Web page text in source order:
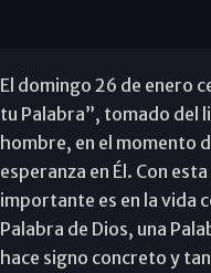
El domingo 26 de enero
tu Palabra”, tomado del
hombre, en el momento
esperanza en Él. Con
importante es en la vida
Palabra de Dios, una
hace signo concreto y